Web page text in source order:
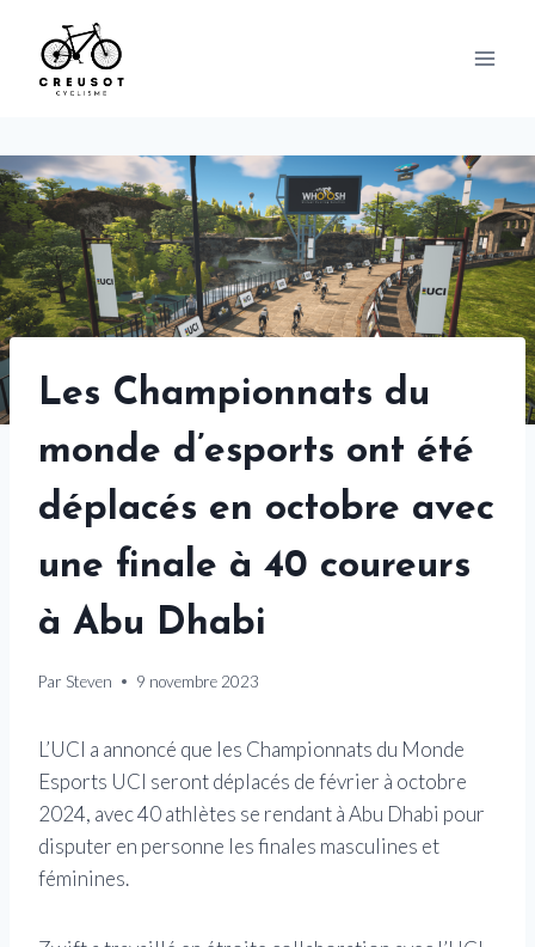
content
Les Championnats du
monde d’esports ont été
déplacés en octobre avec
une finale à 40 coureurs
à Abu Dhabi
Par Steven 9 novembre 2023
L’UCI a annoncé que les Championnats du Monde
Esports UCI seront déplacés de février à octobre
2024, avec 40 athlètes se rendant à Abu Dhabi pour
disputer en personne les finales masculines et
féminines.